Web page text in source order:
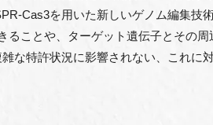
Cas3を用いた新しいゲノム編集技
ることや、ターゲット遺伝子とその
な特許状況に影響されない、これに